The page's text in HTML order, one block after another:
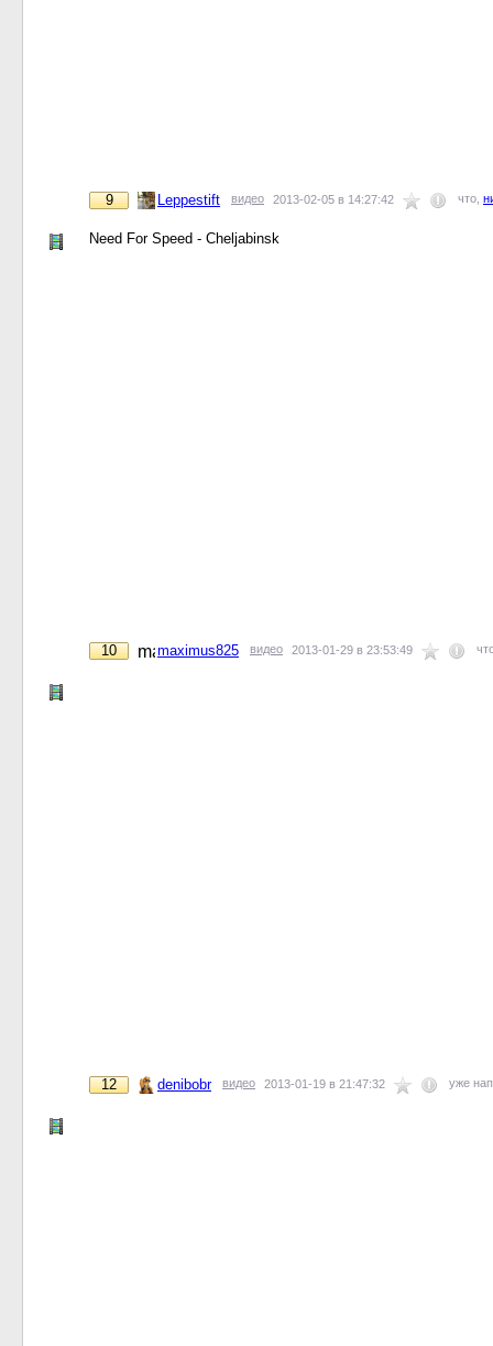
9 Leppestift видео 2013-02-05 в 14:27:42 что,
Need For Speed - Cheljabinsk
10 maximus825 видео 2013-01-29 в 23:53:49
12 denibobr видео 2013-01-19 в 21:47:32 уже